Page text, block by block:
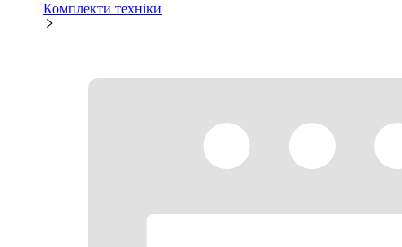
Комплекти техніки